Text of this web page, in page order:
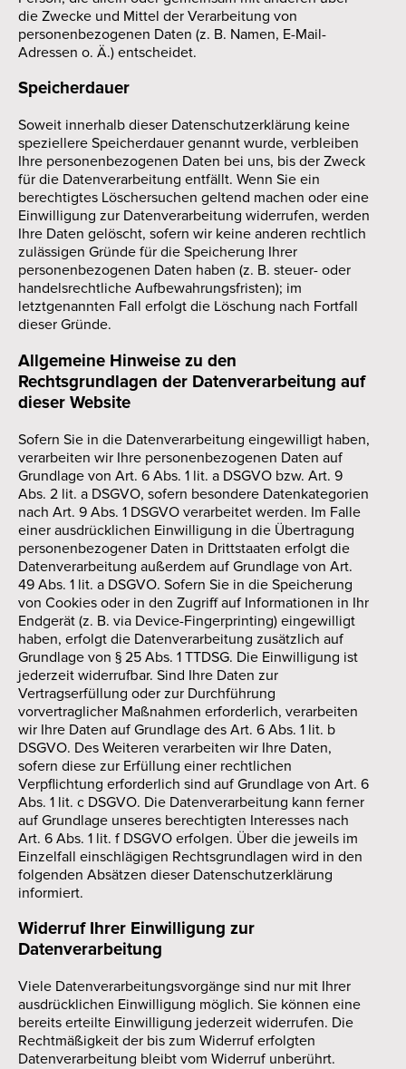
die Zwecke und Mittel der Verarbeitung von
personenbezogenen Daten (z. B. Namen, E-Mail-
Adressen o. Ä.) entscheidet.
Speicherdauer
Soweit innerhalb dieser Datenschutzerklärung keine
speziellere Speicherdauer genannt wurde, verbleiben
Ihre personenbezogenen Daten bei uns, bis der Zweck
für die Datenverarbeitung entfällt. Wenn Sie ein
berechtigtes Löschersuchen geltend machen oder eine
Einwilligung zur Datenverarbeitung widerrufen, werden
Ihre Daten gelöscht, sofern wir keine anderen rechtlich
zulässigen Gründe für die Speicherung Ihrer
personenbezogenen Daten haben (z. B. steuer- oder
handelsrechtliche Aufbewahrungsfristen); im
letztgenannten Fall erfolgt die Löschung nach Fortfall
dieser Gründe.
Allgemeine Hinweise zu den
Rechtsgrundlagen der Datenverarbeitung auf
dieser Website
Sofern Sie in die Datenverarbeitung eingewilligt haben,
verarbeiten wir Ihre personenbezogenen Daten auf
Grundlage von Art. 6 Abs. 1 lit. a DSGVO bzw. Art. 9
Abs. 2 lit. a DSGVO, sofern besondere Datenkategorien
nach Art. 9 Abs. 1 DSGVO verarbeitet werden. Im Falle
einer ausdrücklichen Einwilligung in die Übertragung
personenbezogener Daten in Drittstaaten erfolgt die
Datenverarbeitung außerdem auf Grundlage von Art.
49 Abs. 1 lit. a DSGVO. Sofern Sie in die Speicherung
von Cookies oder in den Zugriff auf Informationen in Ihr
Endgerät (z. B. via Device-Fingerprinting) eingewilligt
haben, erfolgt die Datenverarbeitung zusätzlich auf
Grundlage von § 25 Abs. 1 TTDSG. Die Einwilligung ist
jederzeit widerrufbar. Sind Ihre Daten zur
Vertragserfüllung oder zur Durchführung
vorvertraglicher Maßnahmen erforderlich, verarbeiten
wir Ihre Daten auf Grundlage des Art. 6 Abs. 1 lit. b
DSGVO. Des Weiteren verarbeiten wir Ihre Daten,
sofern diese zur Erfüllung einer rechtlichen
Verpflichtung erforderlich sind auf Grundlage von Art. 6
Abs. 1 lit. c DSGVO. Die Datenverarbeitung kann ferner
auf Grundlage unseres berechtigten Interesses nach
Art. 6 Abs. 1 lit. f DSGVO erfolgen. Über die jeweils im
Einzelfall einschlägigen Rechtsgrundlagen wird in den
folgenden Absätzen dieser Datenschutzerklärung
informiert.
Widerruf Ihrer Einwilligung zur
Datenverarbeitung
Viele Datenverarbeitungsvorgänge sind nur mit Ihrer
ausdrücklichen Einwilligung möglich. Sie können eine
bereits erteilte Einwilligung jederzeit widerrufen. Die
Rechtmäßigkeit der bis zum Widerruf erfolgten
Datenverarbeitung bleibt vom Widerruf unberührt.